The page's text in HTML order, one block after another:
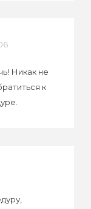
Никак не
к